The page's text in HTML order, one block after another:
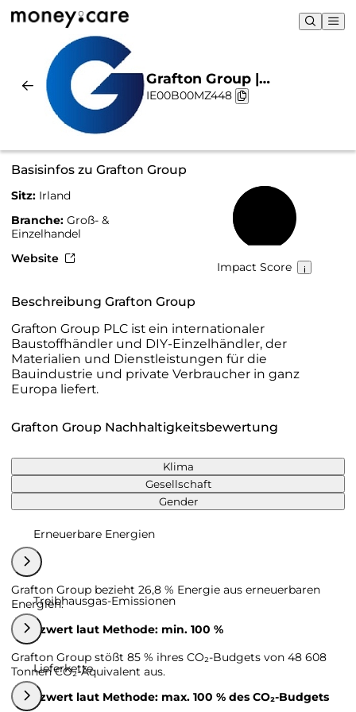
Grafton Group |
Nachhaltigkeit & Chart
IE00B00MZ448
Basisinfos zu Grafton Group
Sitz: Irland
Branche: Groß- &
Einzelhandel
Website
Impact Score
Beschreibung Grafton Group
Grafton Group PLC ist ein internationaler
Baustoffhändler und DIY-Einzelhändler, der
Materialien und Dienstleistungen für die
Bauindustrie und private Verbraucher in ganz
Europa liefert.
Grafton Group Nachhaltigkeitsbewertung
Klima
Gesellschaft
Gender
Erneuerbare Energien
Grafton Group bezieht 26,8 % Energie aus erneuerbaren
Energien.
Grenzwert laut Methode: min. 100 %
Treibhausgas-Emissionen
Grafton Group stößt 85 % ihres CO₂-Budgets von 48 608
Tonnen CO₂-Äquivalent aus.
Grenzwert laut Methode: max. 100 % des CO₂-Budgets
Lieferkette